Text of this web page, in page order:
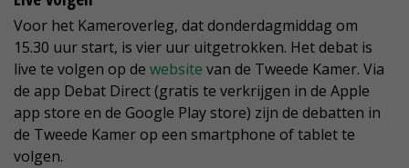
Voor het Kameroverleg, dat donderdagmiddag om
15.30 uur start, is vier uur uitgetrokken. Het debat is
live te volgen op de website van de Tweede Kamer. Via
de app Debat Direct (gratis te verkrijgen in de Apple
app store en de Google Play store) zijn de debatten in
de Tweede Kamer op een smartphone of tablet te
volgen.